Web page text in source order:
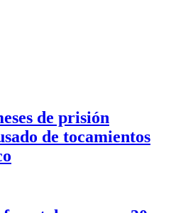
de prisión
de tocamientos